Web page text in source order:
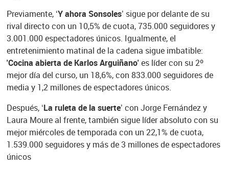
Previamente, ‘Y ahora Sonsoles’ sigue por delante de su
rival directo con un 10,5% de cuota, 735.000 seguidores y
3.001.000 espectadores únicos. Igualmente, el
entretenimiento matinal de la cadena sigue imbatible:
'Cocina abierta de Karlos Arguiñano'es líder con su 2º
mejor día del curso, un 18,6%, con 833.000 seguidores de
media y 1,2 millones de espectadores únicos.
Después,‘La ruleta de la suerte’ con Jorge Fernández y
Laura Moure al frente, también sigue líder absoluto con su
mejor miércoles de temporada con un 22,1% de cuota,
1.539.000 seguidores y más de 3 millones de espectadores
únicos